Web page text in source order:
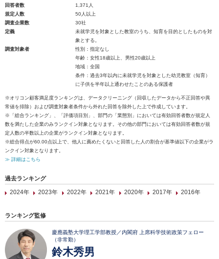
回答者数
1,371人
規定人数
50人以上
調査企業数
30社
定義
未就学児を対象とした教室のうち、知育を目的としたものを対
象とする。
調査対象者
性別：指定なし
年齢：女性18歳以上、男性20歳以上
地域：全国
条件：過去3年以内に未就学児を対象とした幼児教室（知育）
に子供を半年以上通わせたことのある保護者
※オリコン顧客満足度ランキングは、データクリーニング（回収したデータから不正回答や異
常値を排除）および調査対象者条件から外れた回答を除外した上で作成しています。
※「総合ランキング」、「評価項目別」、部門の「業態別」においては有効回答者数が規定人
数を満たした企業のみランクイン対象となります。その他の部門においては有効回答者数が規
定人数の半数以上の企業がランクイン対象となります。
※総合得点が60.00点以上で、他人に薦めたくないと回答した人の割合が基準値以下の企業がラ
ンクイン対象となります。
≫ 詳細はこちら
過去ランキング
2024年
2023年 2022年 2021年 2020年 2017年 2016年
ランキング監修
慶應義塾大学理工学部教授／内閣府 上席科学技術政策フェロー
（非常勤）
鈴木秀男